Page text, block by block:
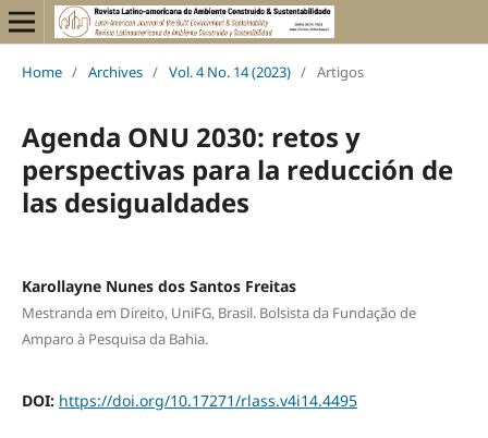
Home / Archives / Vol. 4 No. 14 (2023) / Artigos
Agenda ONU 2030: retos y
perspectivas para la reducción de
las desigualdades
Karollayne Nunes dos Santos Freitas
Mestranda em Direito, UniFG, Brasil. Bolsista da Fundação de
Amparo à Pesquisa da Bahia.
DOI: https://doi.org/10.17271/rlass.v4i14.4495